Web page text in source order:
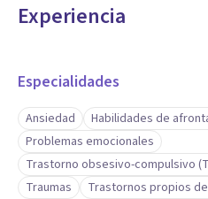
Experiencia
Especialidades
Ansiedad
Habilidades de
Problemas emocionales
Trastorno obsesivo-compulsivo
Traumas
Trastornos propios